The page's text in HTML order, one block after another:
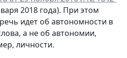
2018 года). При этом
идет об автономности в
а не об автономии,
личности.